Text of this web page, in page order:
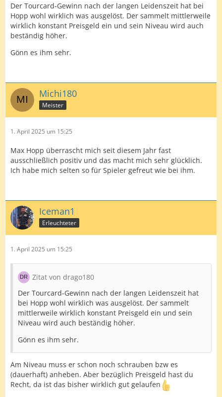
Der Tourcard-Gewinn nach der langen Leidenszeit hat bei
Hopp wohl wirklich was ausgelöst. Der sammelt mittlerweile
wirklich konstant Preisgeld ein und sein Niveau wird auch
beständig höher.
Gönn es ihm sehr.
Michi180
Meister
1. April 2025 um 15:25
Max Hopp überrascht mich seit diesem Jahr fast
ausschließlich positiv und das macht mich sehr glücklich.
Ich habe mich selten so für Spieler gefreut wie bei ihm.
Iceman1
Erleuchteter
1. April 2025 um 15:25
Zitat von drago180
Der Tourcard-Gewinn nach der langen Leidenszeit hat
bei Hopp wohl wirklich was ausgelöst. Der sammelt
mittlerweile wirklich konstant Preisgeld ein und sein
Niveau wird auch beständig höher.
Gönn es ihm sehr.
Am Niveau muss er schon noch schrauben bzw es
(dauerhaft) anheben. Aber bezüglich Preisgeld hast du
Recht, da ist das bisher wirklich gut gelaufen